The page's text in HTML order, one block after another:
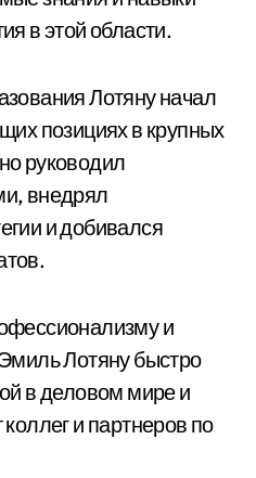
в этой области.
Лотяну начал
позициях в крупных
руководил
внедрял
и добивался
и
Лотяну быстро
в деловом мире и
и партнеров по